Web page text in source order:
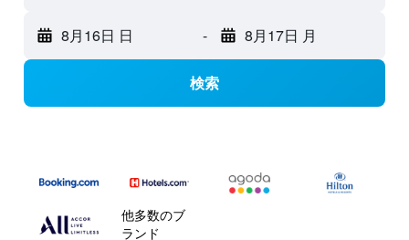
8月16日 日 - 8月17日 月
検索
他多数のブ
ランド